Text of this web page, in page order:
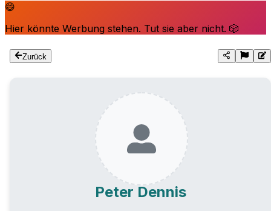
😄
Hier könnte Werbung stehen. Tut sie aber nicht. 🎲
Zurück
Peter Dennis